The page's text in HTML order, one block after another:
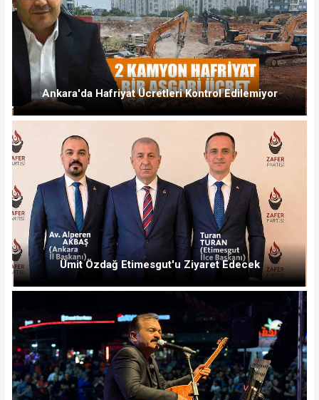
Ankara'da Hafriyat Ücretleri Kontrol Edilemiyor
Ümit Özdağ Etimesgut'u Ziyaret Edecek